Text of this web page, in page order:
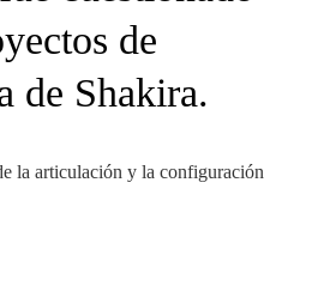
de
de Shakira.
la articulación y la configuración